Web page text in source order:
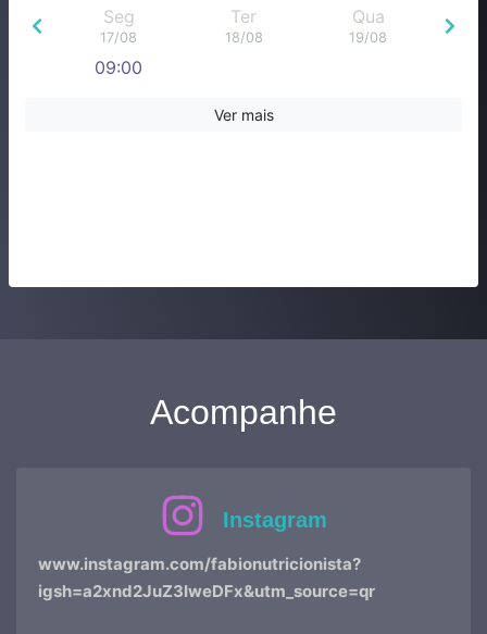
Seg
17/08
09:00
Ter
18/08
Qua
19/08
Ver mais
Acompanhe
Instagram
www.instagram.com/fabionutricionista?
igsh=a2xnd2JuZ3IweDFx&utm_source=qr